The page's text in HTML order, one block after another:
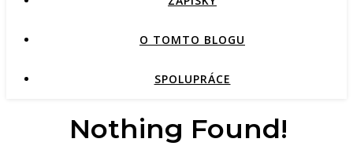
O TOMTO BLOGU
SPOLUPRÁCE
Nothing Found!